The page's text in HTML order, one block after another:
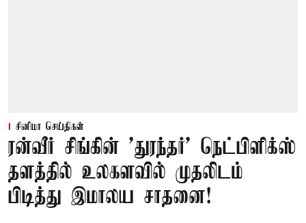
சினிமா செய்திகள்
ரன்வீர் சிங்கின் 'துரந்தர்' நெட்பிளிக்ஸ்
தளத்தில் உலகளவில் முதலிடம்
பிடித்து இமாலய சாதனை!